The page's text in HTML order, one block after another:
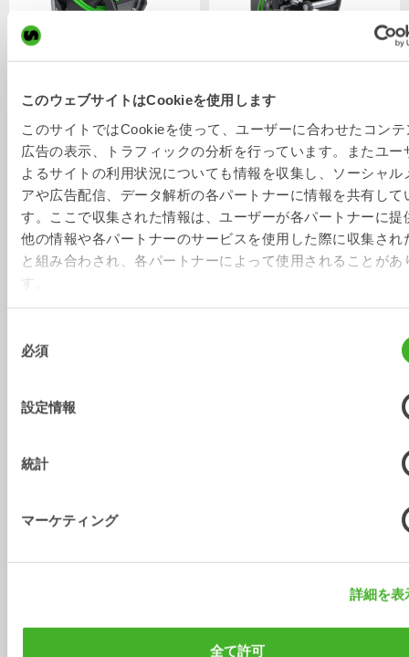
このウェブサイトはCookieを使用します
このサイトではCookieを使って、ユーザーに合わせたコンテ
広告の表示、トラフィックの分析を行っています。またユー
よるサイトの利用状況についても情報を収集し、ソーシャル
アや広告配信、データ解析の各パートナーに情報を共有して
す。ここで収集された情報は、ユーザーが各パートナーに提
他の情報や各パートナーのサービスを使用した際に収集され
と組み合わされ、各パートナーによって使用されることがあ
す。
必須
設定情報
統計
マーケティング
詳細を表
全て許可
XTR10
チルトローテータ 6-10トン
X12
チルトローテータ 7-12
X14